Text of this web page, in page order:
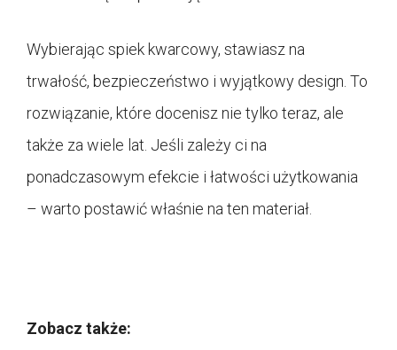
Wybierając spiek kwarcowy, stawiasz na
trwałość, bezpieczeństwo i wyjątkowy design. To
rozwiązanie, które docenisz nie tylko teraz, ale
także za wiele lat. Jeśli zależy ci na
ponadczasowym efekcie i łatwości użytkowania
– warto postawić właśnie na ten materiał.
Zobacz także: